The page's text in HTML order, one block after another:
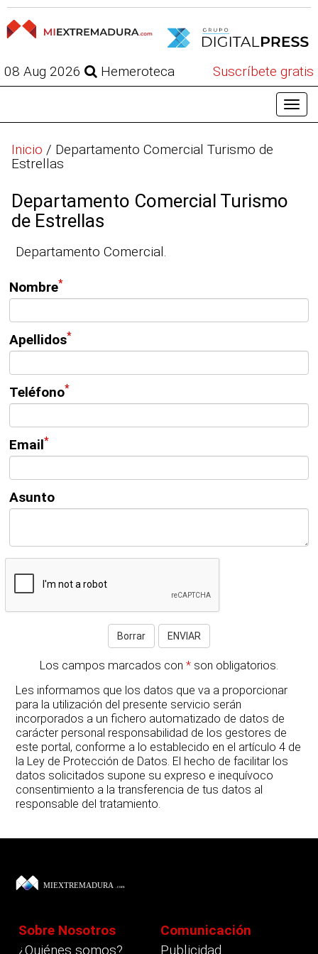
08 Aug 2026 Hemeroteca Suscríbete gratis
Inicio / Departamento Comercial Turismo de
Estrellas
Departamento Comercial Turismo
de Estrellas
Departamento Comercial.
Nombre*
Apellidos*
Teléfono*
Email*
Asunto
Los campos marcados con * son obligatorios.
Les informamos que los datos que va a proporcionar
para la utilización del presente servicio serán
incorporados a un fichero automatizado de datos de
carácter personal responsabilidad de los gestores de
este portal, conforme a lo establecido en el artículo 4 de
la Ley de Protección de Datos. El hecho de facilitar los
datos solicitados supone su expreso e inequívoco
consentimiento a la transferencia de tus datos al
responsable del tratamiento.
Sobre Nosotros
¿Quiénes somos?
Comunicación
Publicidad